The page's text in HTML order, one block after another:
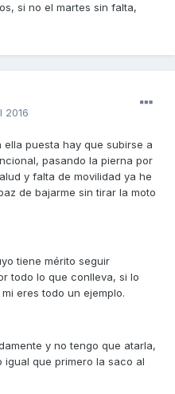
si no el martes sin falta,
2016
puesta hay que subirse a
pasando la pierna por
y falta de movilidad ya he
de bajarme sin tirar la moto
tiene mérito seguir
todo lo que conlleva, si lo
eres todo un ejemplo.
y no tengo que atarla,
igual que primero la saco al